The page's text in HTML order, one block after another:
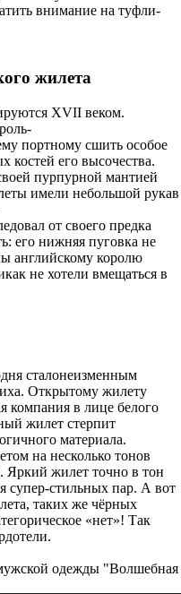
внимание на туфли-
жилета
XVII веком.
портному сшить особое
костей его высочества.
пурпурной мантией
имели небольшой рукав
от своего предка
его нижняя пуговка не
английскому королю
не хотели вмещаться в
сталонеизменным
Открытому жилету
компания в лице белого
жилет стерпит
материала.
на несколько тонов
Яркий жилет точно в тон
супер-стильных пар. А вот
таких же чёрных
«нет»! Так
одежды "Волшебная